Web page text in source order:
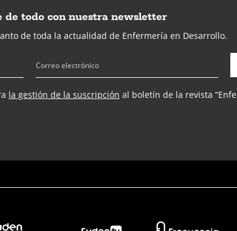
de todo con nuestra newsletter
de toda la actualidad de Enfermería en Desarrollo.
la gestión de la suscripción al boletín de la revista